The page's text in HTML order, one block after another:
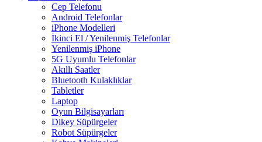
Cep Telefonu
Android Telefonlar
iPhone Modelleri
İkinci El / Yenilenmiş Telefonlar
Yenilenmiş iPhone
5G Uyumlu Telefonlar
Akıllı Saatler
Bluetooth Kulaklıklar
Tabletler
Laptop
Oyun Bilgisayarları
Dikey Süpürgeler
Robot Süpürgeler